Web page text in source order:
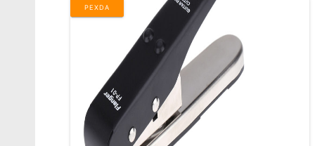
PEXDA